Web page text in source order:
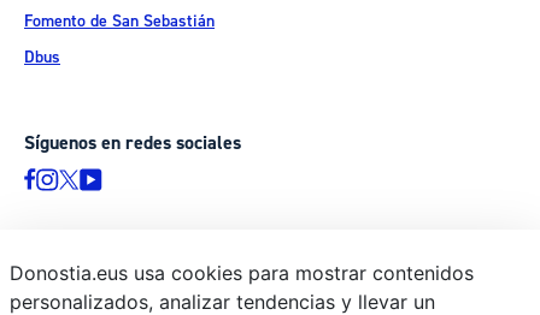
Fomento de San Sebastián
Dbus
Síguenos en redes sociales
© Donostiako Udala - Ayuntamiento de Donostia / San Sebastián
Ijentea 1, 20003 Donostia / San Sebastián
Donostia.eus usa cookies para mostrar contenidos
personalizados, analizar tendencias y llevar un